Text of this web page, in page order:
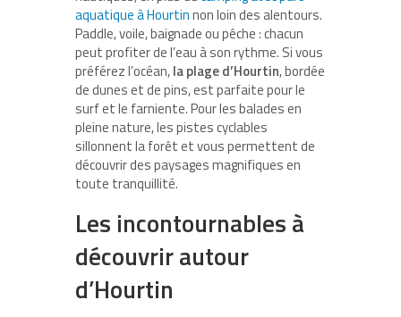
aquatique à Hourtinnon loin des alentours.
Paddle, voile, baignade ou pêche : chacun
peut profiter de l’eau à son rythme. Si vous
préférez l’océan,la plage d’Hourtin, bordée
de dunes et de pins, est parfaite pour le
surf et le farniente. Pour les balades en
pleine nature, les pistes cyclables
sillonnent la forêt et vous permettent de
découvrir des paysages magnifiques en
toute tranquillité.
Les incontournables à
découvrir autour
d’Hourtin